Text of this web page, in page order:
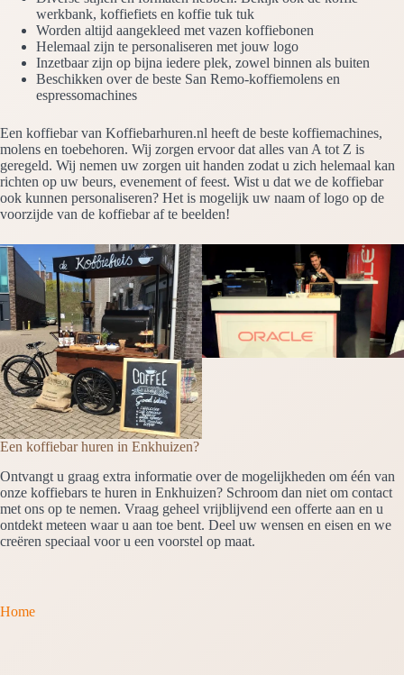
werkbank, koffiefiets en koffie tuk tuk
Worden altijd aangekleed met vazen koffiebonen
Helemaal zijn te personaliseren met jouw logo
Inzetbaar zijn op bijna iedere plek, zowel binnen als buiten
Beschikken over de beste San Remo-koffiemolens en
espressomachines
Een koffiebar van Koffiebarhuren.nl heeft de beste koffiemachines,
molens en toebehoren. Wij zorgen ervoor dat alles van A tot Z is
geregeld. Wij nemen uw zorgen uit handen zodat u zich helemaal kan
richten op uw beurs, evenement of feest. Wist u dat we de koffiebar
ook kunnen personaliseren? Het is mogelijk uw naam of logo op de
voorzijde van de koffiebar af te beelden!
Een koffiebar huren in Enkhuizen?
Ontvangt u graag extra informatie over de mogelijkheden om één van
onze koffiebars te huren in Enkhuizen? Schroom dan niet om contact
met ons op te nemen. Vraag geheel vrijblijvend een offerte aan en u
ontdekt meteen waar u aan toe bent. Deel uw wensen en eisen en we
creëren speciaal voor u een voorstel op maat.
Home